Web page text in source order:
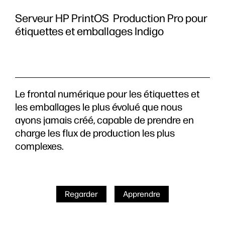
Serveur HP PrintOS Production Pro pour
étiquettes et emballages Indigo
Le frontal numérique pour les étiquettes et
les emballages le plus évolué que nous
ayons jamais créé, capable de prendre en
charge les flux de production les plus
complexes.
Regarder Apprendre